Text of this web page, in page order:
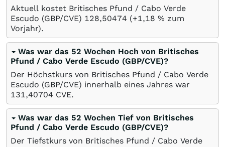
Aktuell kostet Britisches Pfund / Cabo Verde
Escudo (GBP/CVE) 128,50474 (+1,18 % zum
Vorjahr).
Was war das 52 Wochen Hoch von Britisches
Pfund / Cabo Verde Escudo (GBP/CVE)?
Der Höchstkurs von Britisches Pfund / Cabo Verde
Escudo (GBP/CVE) innerhalb eines Jahres war
131,40704 CVE.
Was war das 52 Wochen Tief von Britisches
Pfund / Cabo Verde Escudo (GBP/CVE)?
Der Tiefstkurs von Britisches Pfund / Cabo Verde